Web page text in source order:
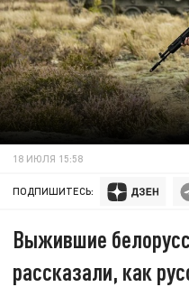
18 ИЮЛЯ 15:58
ПОДПИШИТЕСЬ:
Выжившие
рассказали, как